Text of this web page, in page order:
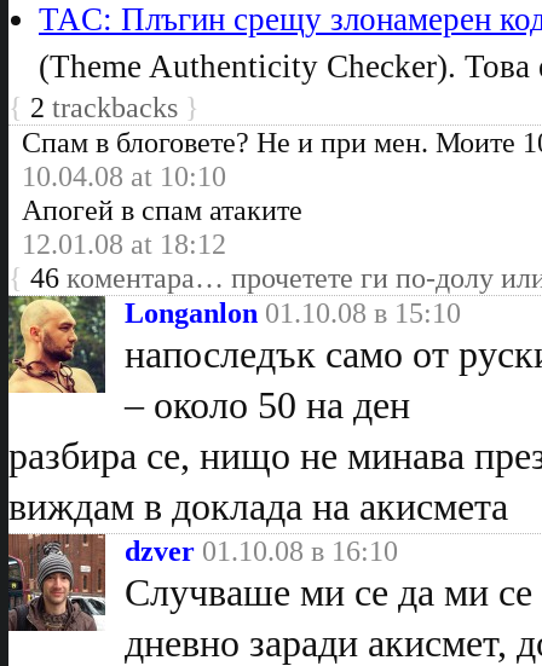
TAC: Плъгин срещу злонамерен
(Theme Authenticity Checker). Това
{ 2 trackbacks }
Спам в блоговете? Не и при мен. Моите
10.04.08 at 10:10
Апогей в спам атаките
12.01.08 at 18:12
{ 46 коментара… прочетете ги по-долу
Longanlon 01.10.08 в 15:10
напоследък само от
– около 50 на ден
разбира се, нищо не минава
виждам в доклада на акисмета
dzver 01.10.08 в 16:10
Случваше ми се да ми се
дневно заради акисмет,